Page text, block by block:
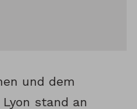
und dem
stand an